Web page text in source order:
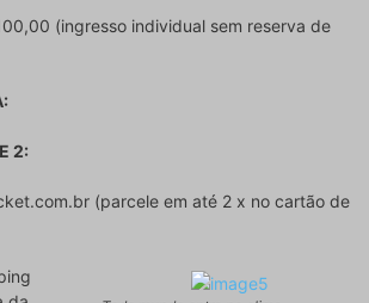
(ingresso individual sem reserva de
2:
(parcele em até 2 x no cartão de